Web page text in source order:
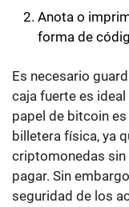
Anota o
forma de
Es necesario
caja fuerte es
papel de bitcoin
billetera física, ya
criptomonedas sin
pagar. Sin
seguridad de los